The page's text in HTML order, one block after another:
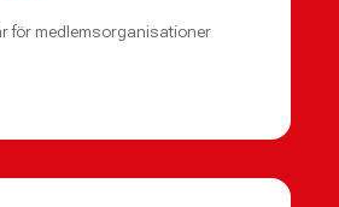
för medlemsorganisationer